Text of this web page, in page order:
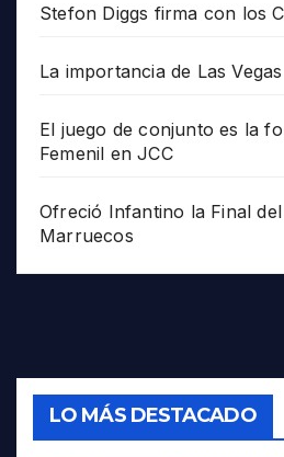
Stefon Diggs firma con los
La importancia de Las
El juego de conjunto es la
Femenil en JCC
Ofreció Infantino la Final
Marruecos
LO MÁS DESTACADO